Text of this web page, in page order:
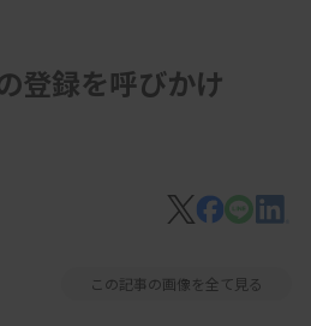
登録を呼びかけ
この記事の画像を全て見る